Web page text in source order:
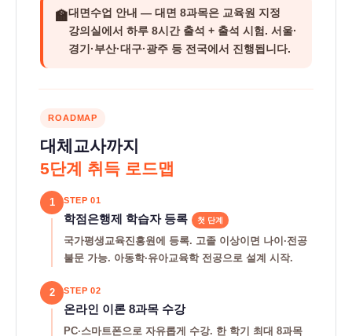
🏫대면수업 안내 — 대면 8과목은 교육원 지정
강의실에서 하루 8시간 출석 + 출석 시험. 서울·
경기·부산·대구·광주 등 전국에서 진행됩니다.
ROADMAP
대체교사까지
5단계 취득 로드맵
1 STEP 01
학점은행제 학습자 등록 첫 단계
국가평생교육진흥원에 등록. 고졸 이상이면 나이·전공
불문 가능. 아동학·유아교육학 전공으로 설계 시작.
2 STEP 02
온라인 이론 8과목 수강
PC·스마트폰으로 자유롭게 수강. 한 학기 최대 8과목